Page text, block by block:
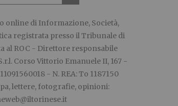
online di Informazione, Società,
registrata presso il Tribunale di
al ROC - Direttore responsabile
Corso Vittorio Emanuele II, 167 -
- N. REA: To 1187150
lettere, fotografie, opinioni: